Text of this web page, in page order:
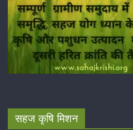
सहज कृषि मिशन